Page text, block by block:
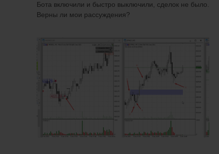
Бота включили и быстро выключили, сделок не было.
Верны ли мои рассуждения?